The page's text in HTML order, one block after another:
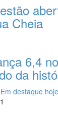
Cheia
6,4
da
Em destaque hoje